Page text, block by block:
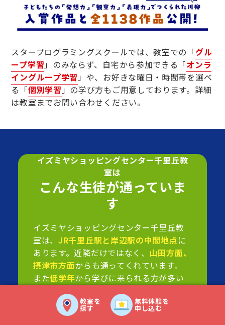
スタープログラミングスクールでは、教室での「グル
ープ学習 」のみならず、自宅から参加できる「オンラ
イングループ学習 」や、お好きな曜日・時間帯を選べ
る「個別学習 」の学び方もご用意しております。詳細
は教室までお問い合わせください。
イズミヤショッピングセンター千里丘教
室は
こんな生徒が通っていま
す
イズミヤショッピングセンター千里丘教
室は、JR千里丘駅と岸辺駅の中間地点に
あります。近隣だけではなく、 山田方面、
摂津市方面からも通ってくれています。
また低学年から学びに来られる方が多い
最近では学校や独学でプログラミングを
経験した子も増えてきていますが、千里
無料体験を
申し込む
教室を
探す